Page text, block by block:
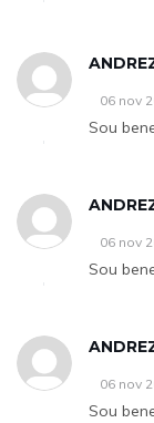
06 nov
Sou
06 nov
Sou
06 nov
Sou